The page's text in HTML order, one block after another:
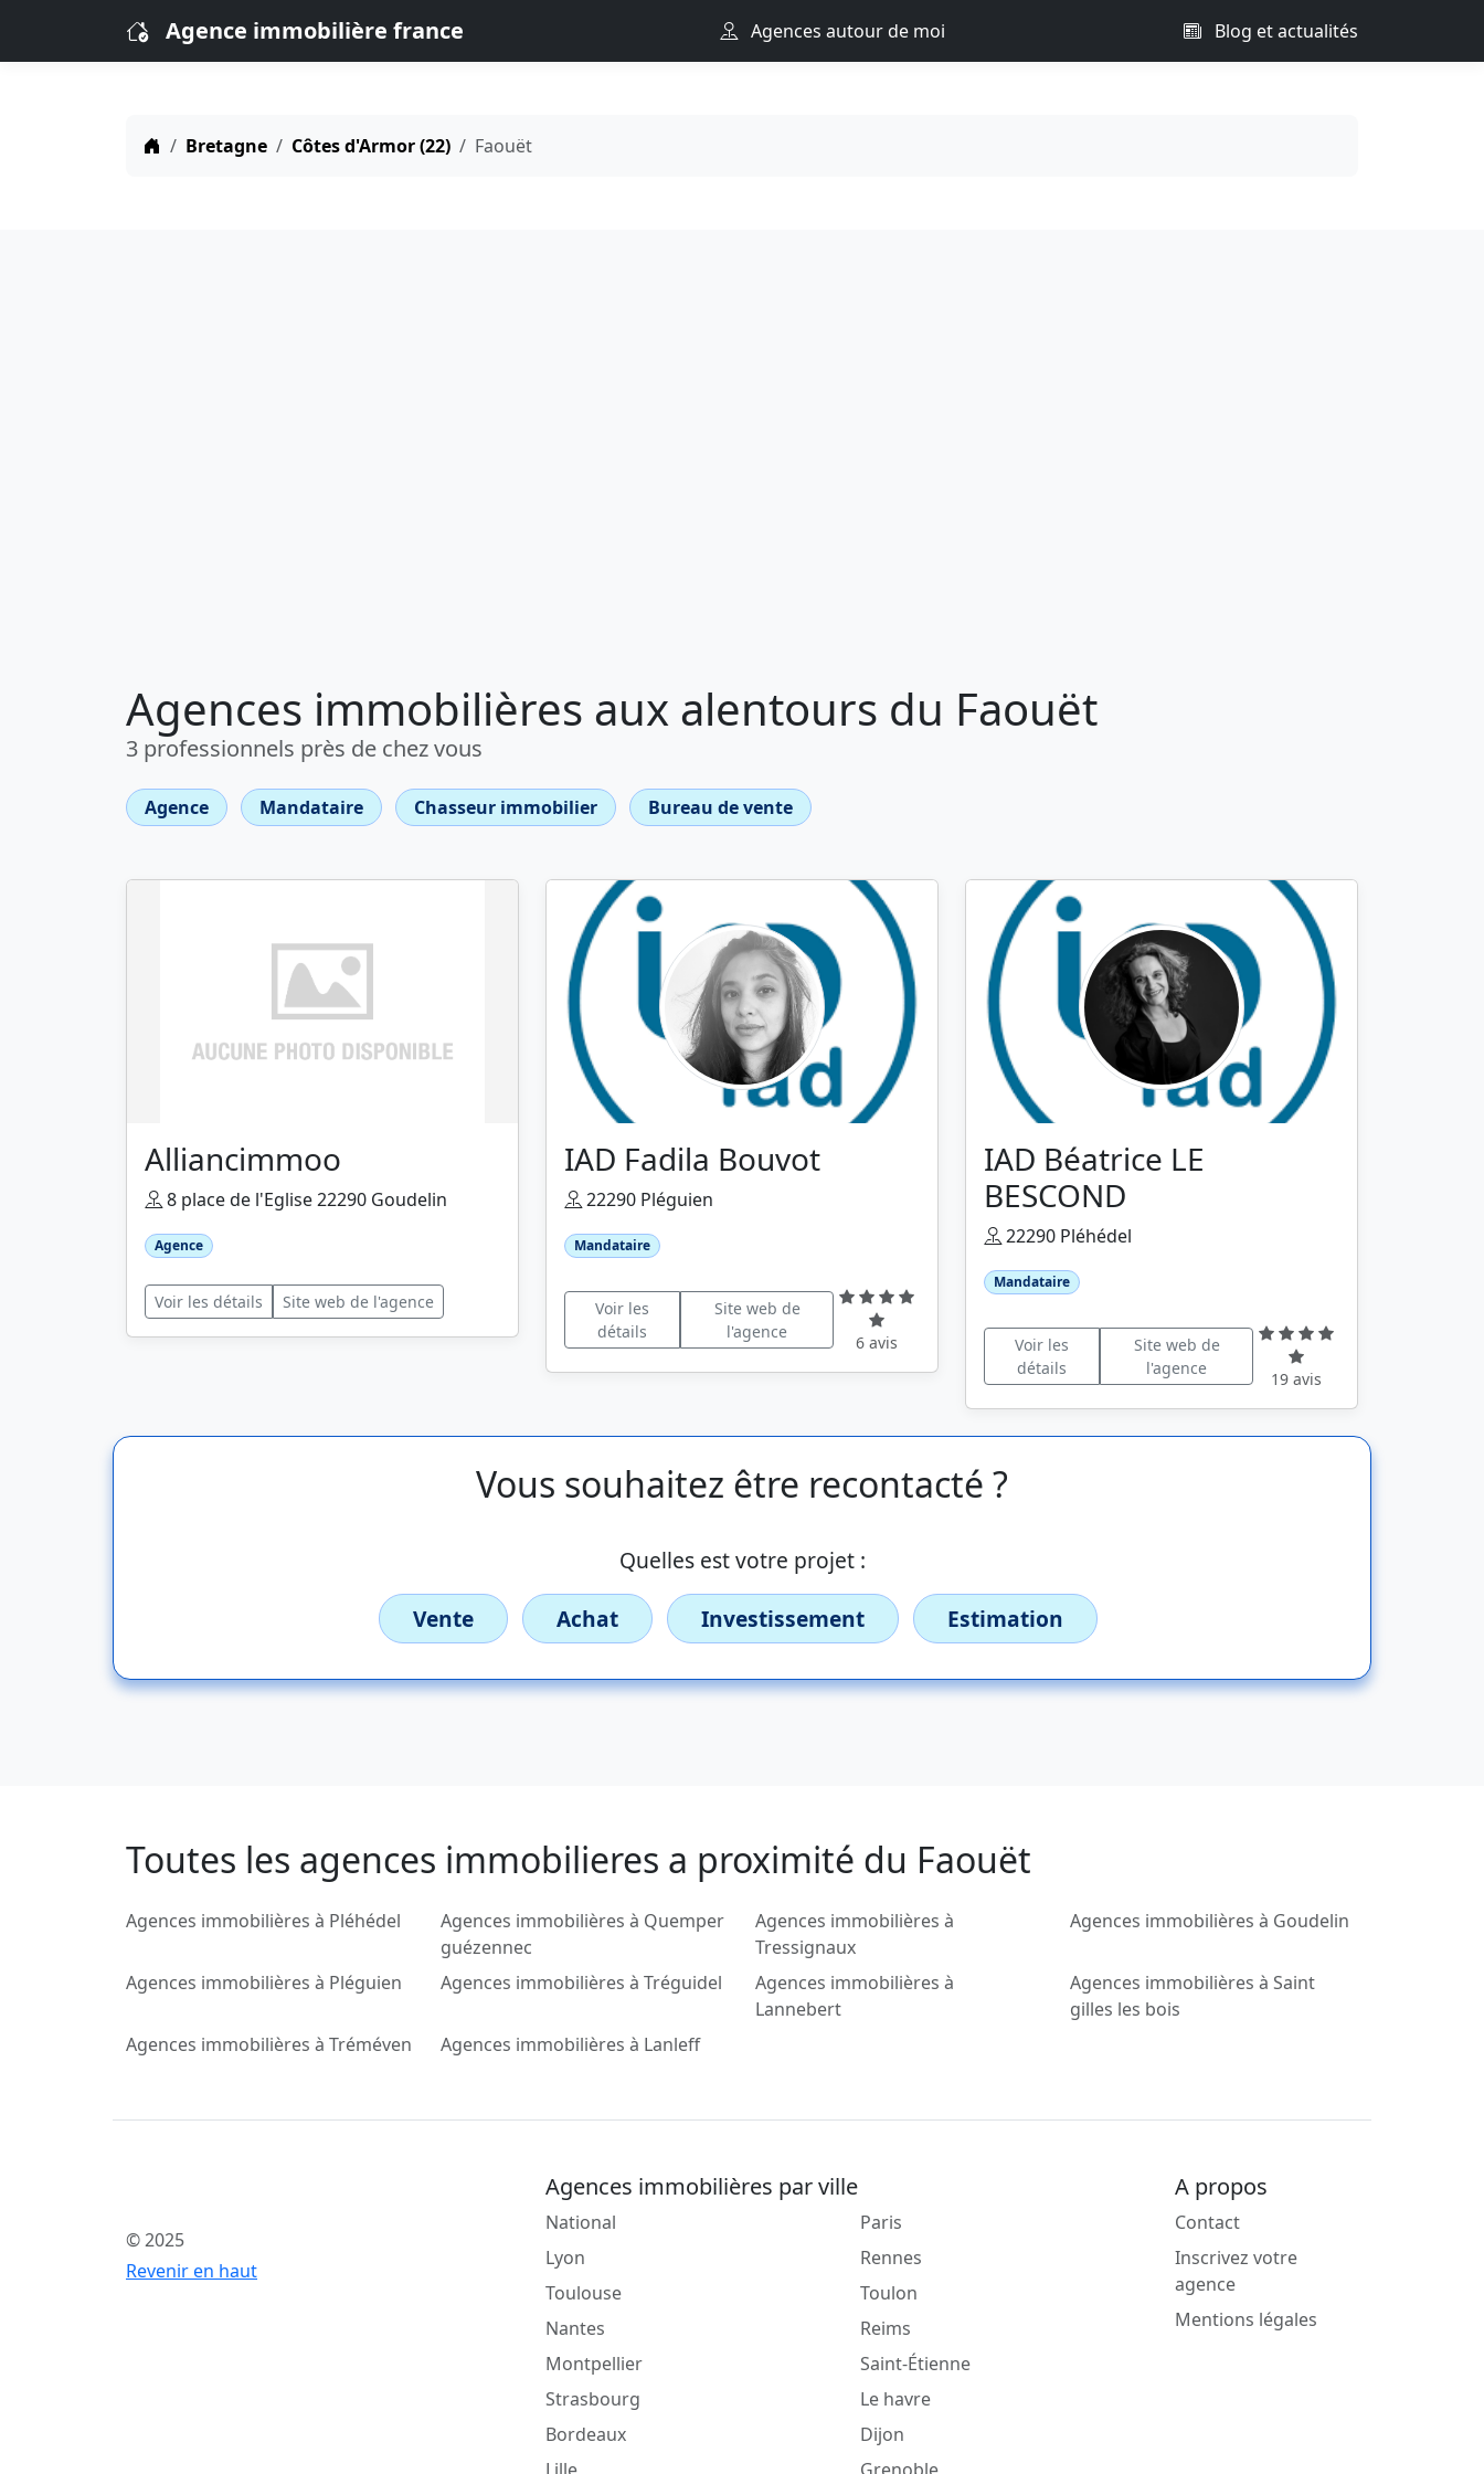
Agence immobilière france Agences autour de moi Blog et actualités
Bretagne Côtes d'Armor (22) Faouët
Agences immobilières aux alentours du Faouët
3 professionnels près de chez vous
Agence Mandataire Chasseur immobilier Bureau de vente
Alliancimmoo
8 place de l'Eglise 22290 Goudelin
Agence
Voir les détails Site web de l'agence
IAD Fadila Bouvot
22290 Pléguien
Mandataire
Voir les
détails
Site web de
l'agence
6 avis
IAD Béatrice LE
BESCOND
22290 Pléhédel
Mandataire
Voir les
détails
Site web de
l'agence
19 avis
Vous souhaitez être recontacté ?
Quelles est votre projet :
Vente
Achat Investissement Estimation
Toutes les agences immobilieres a proximité du Faouët
Agences immobilières à Pléhédel
Agences immobilières à Quemper
guézennec
Agences immobilières à
Tressignaux
Agences immobilières à Goudelin
Agences immobilières à Pléguien Agences immobilières à Tréguidel
Agences immobilières à
Lannebert
Agences immobilières à Saint
gilles les bois
Agences immobilières à Tréméven
Agences immobilières à Lanleff
© 2025
Revenir en haut
Agences immobilières par ville
National
Lyon
Toulouse
Nantes
Montpellier
Strasbourg
Bordeaux
Paris
Rennes
Toulon
Reims
Saint-Étienne
Le havre
Dijon
A propos
Contact
Inscrivez votre
agence
Mentions légales